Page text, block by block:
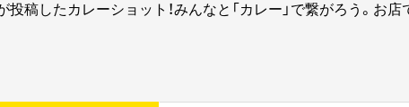
投稿したカレーショット！みんなと「カレー」で繋がろう。お